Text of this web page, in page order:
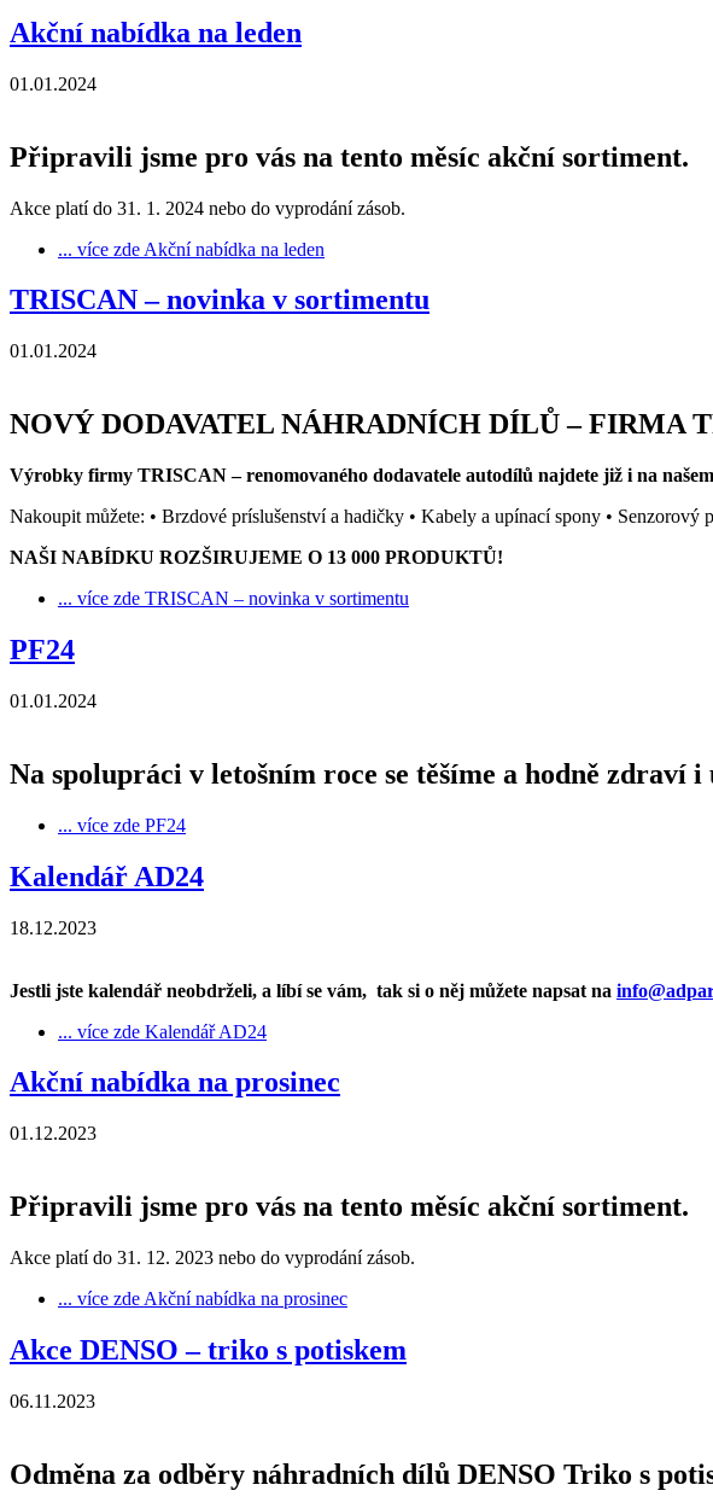
Akční nabídka na leden
01.01.2024
Připravili jsme pro vás na tento měsíc akční sortiment.
Akce platí do 31. 1. 2024 nebo do vyprodání zásob.
... více zde Akční nabídka na leden
TRISCAN – novinka v sortimentu
01.01.2024
NOVÝ DODAVATEL NÁHRADNÍCH DÍLŮ – FIRMA
Výrobky firmy TRISCAN – renomovaného dodavatele autodílů najdete již i na našem
Nakoupit můžete: • Brzdové príslušenství a hadičky • Kabely a upínací spony • Senzorový
NAŠI NABÍDKU ROZŠIRUJEME O 13 000 PRODUKTŮ!
... více zde TRISCAN – novinka v sortimentu
PF24
01.01.2024
Na spolupráci v letošním roce se těšíme a hodně zdraví i
... více zde PF24
Kalendář AD24
18.12.2023
Jestli jste kalendář neobdrželi, a líbí se vám, tak si o něj můžete napsat na
... více zde Kalendář AD24
Akční nabídka na prosinec
01.12.2023
Připravili jsme pro vás na tento měsíc akční sortiment.
Akce platí do 31. 12. 2023 nebo do vyprodání zásob.
... více zde Akční nabídka na prosinec
Akce DENSO – triko s potiskem
06.11.2023
Odměna za odběry náhradních dílů DENSO Triko s